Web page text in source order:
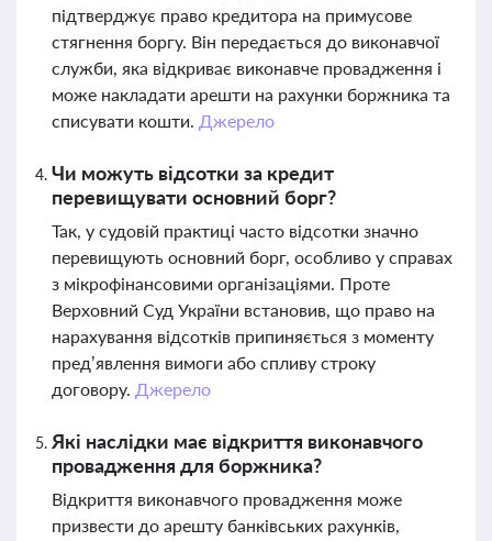
підтверджує право кредитора на примусове
стягнення боргу. Він передається до виконавчої
служби, яка відкриває виконавче провадження і
може накладати арешти на рахунки боржника та
списувати кошти. Джерело
Чи можуть відсотки за кредит
перевищувати основний борг?
Так, у судовій практиці часто відсотки значно
перевищують основний борг, особливо у справах
з мікрофінансовими організаціями. Проте
Верховний Суд України встановив, що право на
нарахування відсотків припиняється з моменту
пред’явлення вимоги або спливу строку
договору. Джерело
Які наслідки має відкриття виконавчого
провадження для боржника?
Відкриття виконавчого провадження може
призвести до арешту банківських рахунків,